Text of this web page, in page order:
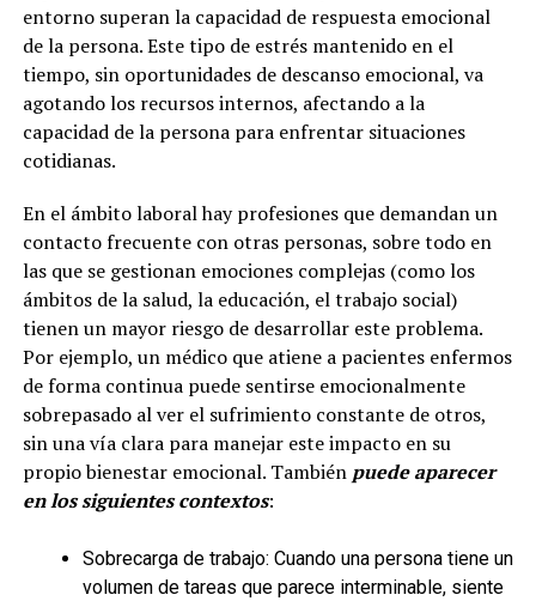
entorno superan la capacidad de respuesta emocional
de la persona. Este tipo de estrés mantenido en el
tiempo, sin oportunidades de descanso emocional, va
agotando los recursos internos, afectando a la
capacidad de la persona para enfrentar situaciones
cotidianas.
En el ámbito laboral hay profesiones que demandan un
contacto frecuente con otras personas, sobre todo en
las que se gestionan emociones complejas (como los
ámbitos de la salud, la educación, el trabajo social)
tienen un mayor riesgo de desarrollar este problema.
Por ejemplo, un médico que atiene a pacientes enfermos
de forma continua puede sentirse emocionalmente
sobrepasado al ver el sufrimiento constante de otros,
sin una vía clara para manejar este impacto en su
propio bienestar emocional. También puede aparecer
en los siguientes contextos:
Sobrecarga de trabajo: Cuando una persona tiene un
volumen de tareas que parece interminable, siente